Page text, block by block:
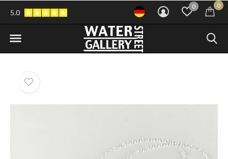
0 0
5.0